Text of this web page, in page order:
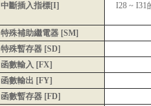
中斷插入指標[I] I28 ~ I31
特殊補助繼電器 [SM]
特殊暫存器 [SD]
函數輸入 [FX]
函數輸出 [FY]
函數暫存器 [FD]